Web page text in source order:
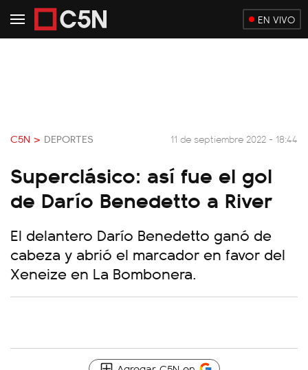
EN VIVO
C5N > DEPORTES 11 de septiembre 2022 - 18:44
Superclásico: así fue el gol
de Darío Benedetto a River
El delantero Darío Benedetto ganó de
cabeza y abrió el marcador en favor del
Xeneize en La Bombonera.